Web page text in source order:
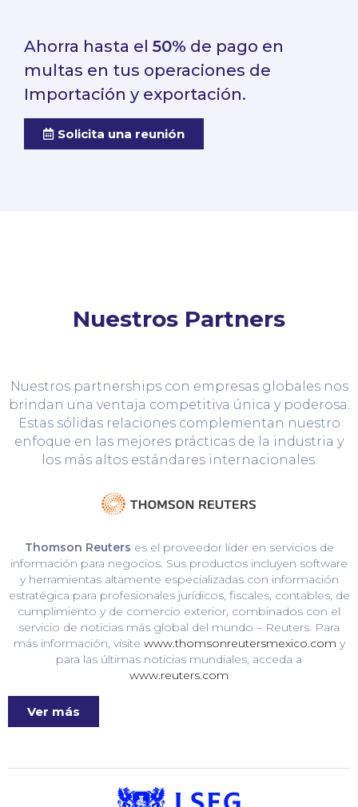
Ahorra hasta el 50% de pago en
multas en tus operaciones de
Importación y exportación.
Solicita una reunión
Nuestros Partners
Nuestros partnerships con empresas globales nos
brindan una ventaja competitiva única y poderosa.
Estas sólidas relaciones complementan nuestro
enfoque en las mejores prácticas de la industria y
los más altos estándares internacionales.
Thomson Reuters es el proveedor líder en servicios de
información para negocios. Sus productos incluyen software
y herramientas altamente especializadas con información
estratégica para profesionales jurídicos, fiscales, contables, de
cumplimiento y de comercio exterior, combinados con el
servicio de noticias más global del mundo – Reuters. Para
más información, visite www.thomsonreutersmexico.com y
para las últimas noticias mundiales, acceda a
www.reuters.com
Ver más